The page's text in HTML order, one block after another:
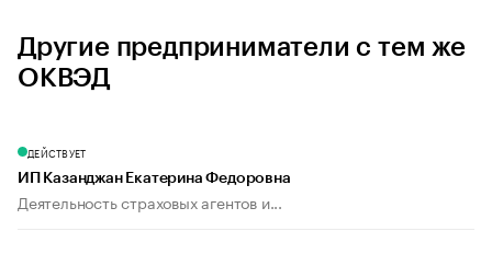
Другие предприниматели с тем же
ОКВЭД
ДЕЙСТВУЕТ
ИП Казанджан Екатерина Федоровна
Деятельность страховых агентов и...